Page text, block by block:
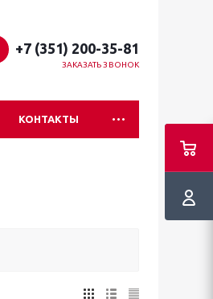
+7 (351) 200-35-81
ЗАКАЗАТЬ ЗВОНОК
КОНТАКТЫ